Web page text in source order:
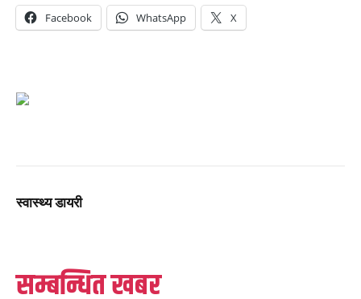
Facebook WhatsApp X
स्वास्थ्य डायरी
सम्बन्धित खबर